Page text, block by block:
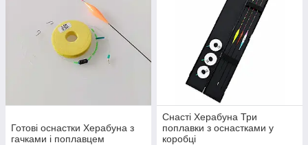
Готові оснастки Херабуна з
гачками і поплавцем
Снасті Херабуна Три
поплавки з оснастками у
коробці